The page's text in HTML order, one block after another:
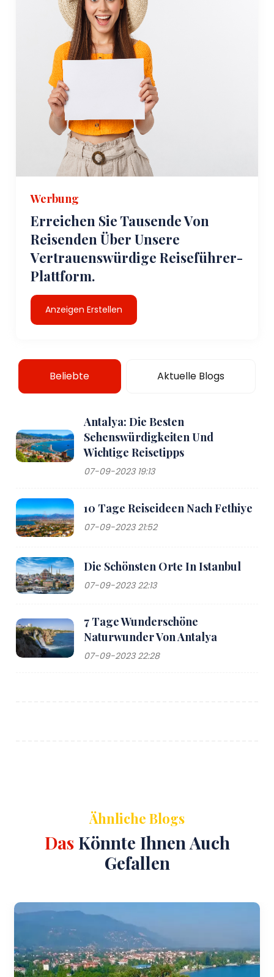
Werbung
Erreichen Sie Tausende Von
Reisenden Über Unsere
Vertrauenswürdige Reiseführer-
Plattform.
Anzeigen Erstellen
Beliebte Aktuelle Blogs
Antalya: Die Besten
Sehenswürdigkeiten Und
Wichtige Reisetipps
07-09-2023 19:13
10 Tage Reiseideen Nach Fethiye
07-09-2023 21:52
Die Schönsten Orte In Istanbul
07-09-2023 22:13
7 Tage Wunderschöne
Naturwunder Von Antalya
07-09-2023 22:28
Ähnliche Blogs
DasKönnte Ihnen Auch
Gefallen